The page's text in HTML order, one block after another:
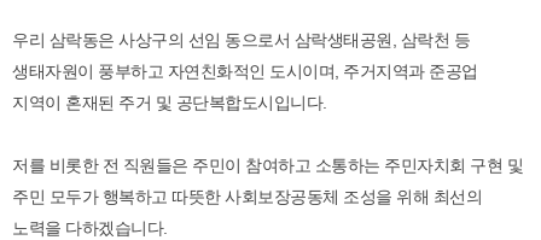
우리 삼락동은 사상구의 선임 동으로서 삼락생태공원, 삼락천 등
생태자원이 풍부하고 자연친화적인 도시이며, 주거지역과 준공업
지역이 혼재된 주거 및 공단복합도시입니다.
저를 비롯한 전 직원들은 주민이 참여하고 소통하는 주민자치회 구현 및
주민 모두가 행복하고 따뜻한 사회보장공동체 조성을 위해 최선의
노력을 다하겠습니다.